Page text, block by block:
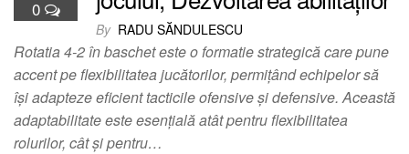
0
By RADU SĂNDULESCU
Rotatia 4-2 în baschet este o formatie strategică care pune
accent pe flexibilitatea jucătorilor, permițând echipelor să
își adapteze eficient tacticile ofensive și defensive. Această
adaptabilitate este esențială atât pentru flexibilitatea
rolurilor, cât și pentru…